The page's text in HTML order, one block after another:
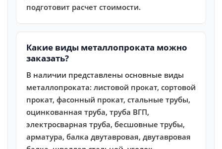
подготовит расчет стоимости.
Какие виды металлопроката можно
заказать?
В наличии представлены основные виды
металлопроката: листовой прокат, сортовой
прокат, фасонный прокат, стальные трубы,
оцинкованная труба, труба ВГП,
электросварная труба, бесшовные трубы,
арматура, балка двутавровая, двутавровая